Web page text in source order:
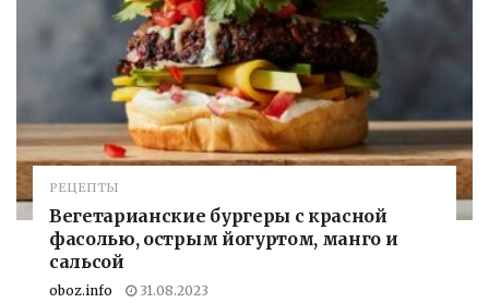
РЕЦЕПТЫ
Вегетарианские бургеры с красной
фасолью, острым йогуртом, манго и
сальсой
oboz.info 31.08.2023